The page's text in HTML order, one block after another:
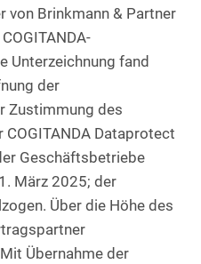
von Brinkmann & Partner
Unterzeichnung fand
der
Zustimmung des
Dataprotect
Geschäftsbetriebe
März 2025; der
Über die Höhe des
Übernahme der